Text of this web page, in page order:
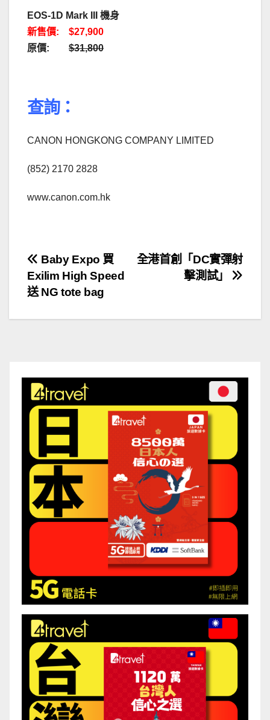
EOS-1D Mark III 機身
新售價: $27,900
原價: $31,800
查詢：
CANON HONGKONG COMPANY LIMITED
(852) 2170 2828
www.canon.com.hk
文
章
導
全港首創「DC實彈射
擊測試」
Baby Expo 買
Exilim High Speed
送 NG tote bag